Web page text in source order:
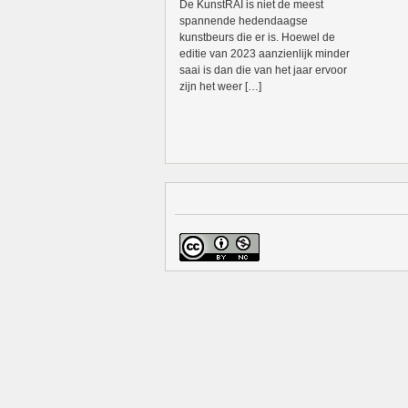
De KunstRAI is niet de meest
spannende hedendaagse
kunstbeurs die er is. Hoewel de
editie van 2023 aanzienlijk minder
saai is dan die van het jaar ervoor
zijn het weer […]